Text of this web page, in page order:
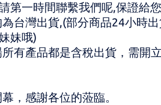
第一時間聯繫我們呢,保證給
台灣出貨,(部分商品24小時
妹哦)
有產品都是含稅出貨，需開
，感謝各位的蒞臨。